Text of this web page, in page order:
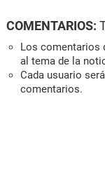
COMENTARIOS:
Los comentarios
al tema de la
Cada usuario
comentarios.